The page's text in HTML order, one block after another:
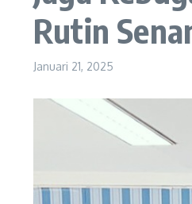
Rutin
Januari 21, 2025